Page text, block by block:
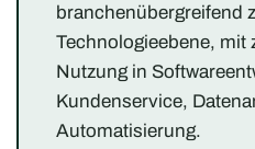
branchenübergreifend
Technologieebene, mit
Nutzung in
Kundenservice,
Automatisierung.